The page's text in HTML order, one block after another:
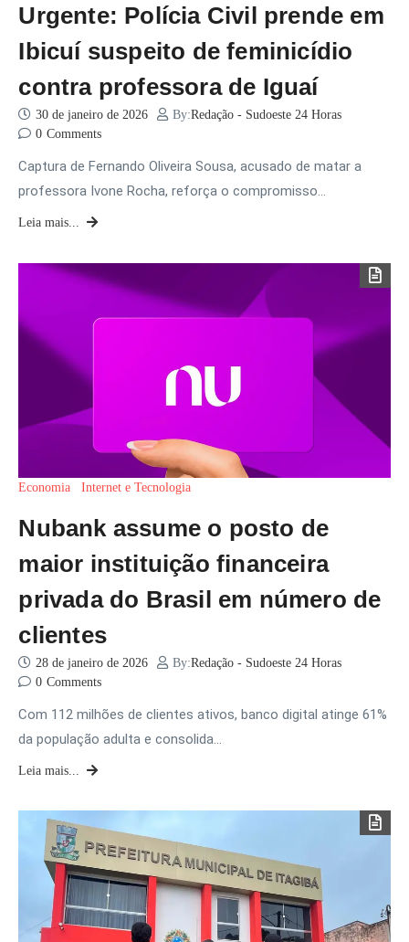
Urgente: Polícia Civil prende em
Ibicuí suspeito de feminicídio
contra professora de Iguaí
30 de janeiro de 2026 By:Redação - Sudoeste 24 Horas
0 Comments
Captura de Fernando Oliveira Sousa, acusado de matar a
professora Ivone Rocha, reforça o compromisso…
Leia mais...
Economia Internet e Tecnologia
Nubank assume o posto de
maior instituição financeira
privada do Brasil em número de
clientes
28 de janeiro de 2026 By:Redação - Sudoeste 24 Horas
0 Comments
Com 112 milhões de clientes ativos, banco digital atinge 61%
da população adulta e consolida…
Leia mais...